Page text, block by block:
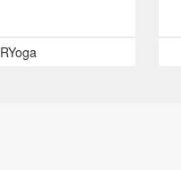
RYoga